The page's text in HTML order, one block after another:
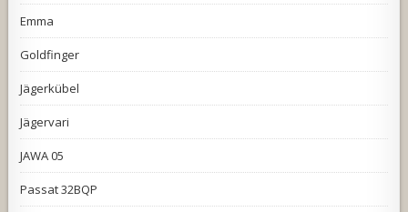
Emma
Goldfinger
Jägerkübel
Jägervari
JAWA 05
Passat 32BQP